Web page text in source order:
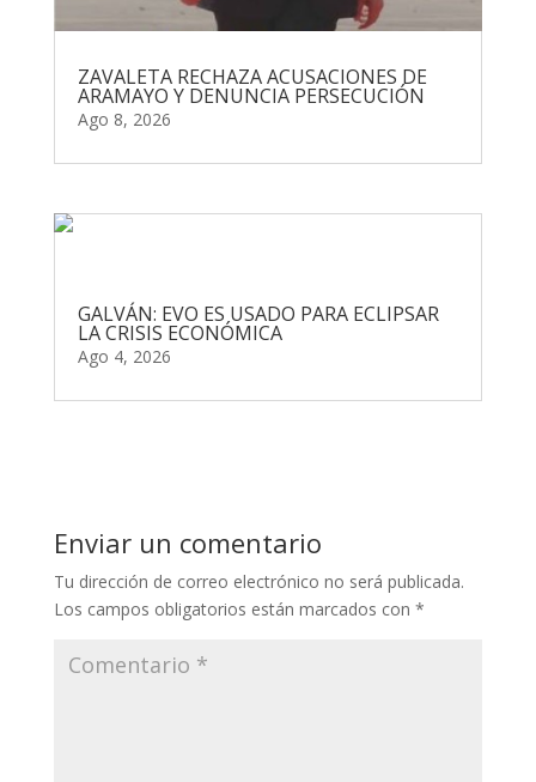
ZAVALETA RECHAZA ACUSACIONES DE
ARAMAYO Y DENUNCIA PERSECUCIÓN
Ago 8, 2026
GALVÁN: EVO ES USADO PARA ECLIPSAR
LA CRISIS ECONÓMICA
Ago 4, 2026
Enviar un comentario
Tu dirección de correo electrónico no será publicada.
Los campos obligatorios están marcados con *